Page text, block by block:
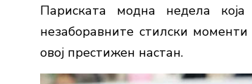
Париската модна недела
незаборавните стилски
овој престижен настан.